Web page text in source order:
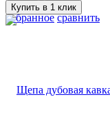
избранное сравнить